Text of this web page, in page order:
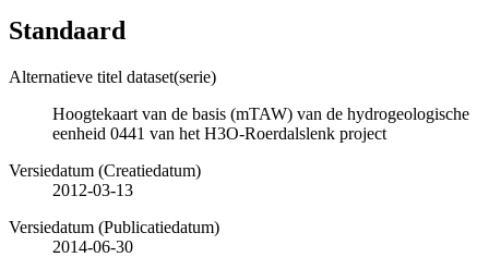
Standaard
Alternatieve titel dataset(serie)
Hoogtekaart van de basis (mTAW) van de hydrogeologische
eenheid 0441 van het H3O-Roerdalslenk project
Versiedatum (Creatiedatum)
2012-03-13
Versiedatum (Publicatiedatum)
2014-06-30